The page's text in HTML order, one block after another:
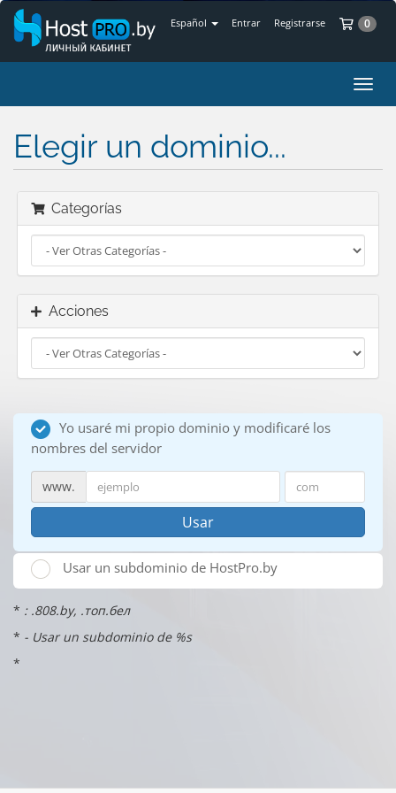
Español Entrar Registrarse 0
Elegir un dominio...
Categorías
Acciones
Yo usaré mi propio dominio y modificaré los
nombres del servidor
www.
Usar
Usar un subdominio de HostPro.by
* : .808.by, .топ.бел
* - Usar un subdominio de %s
*